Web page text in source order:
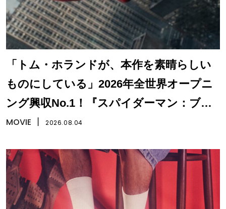
「トム・ホランドが、本作を素晴らしい
ものにしている」2026年全世界オープニ
ング興収No.1！『スパイダーマン：ブラ
ンド・ニュー・デイ』
MOVIE 2026.08.04